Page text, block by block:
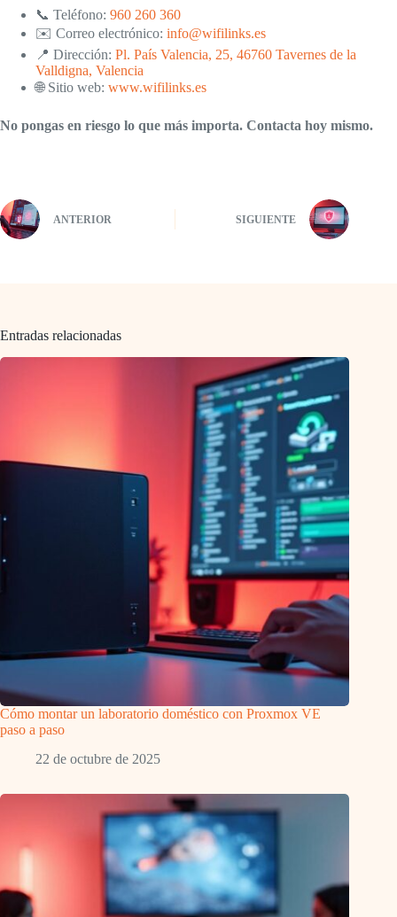
📞 Teléfono: 960 260 360
✉️ Correo electrónico: info@wifilinks.es
📍 Dirección: Pl. País Valencia, 25, 46760 Tavernes de la
Valldigna, Valencia
🌐 Sitio web: www.wifilinks.es
No pongas en riesgo lo que más importa. Contacta hoy mismo.
ANTERIOR SIGUIENTE
Entradas relacionadas
Cómo montar un laboratorio doméstico con Proxmox VE
paso a paso
22 de octubre de 2025